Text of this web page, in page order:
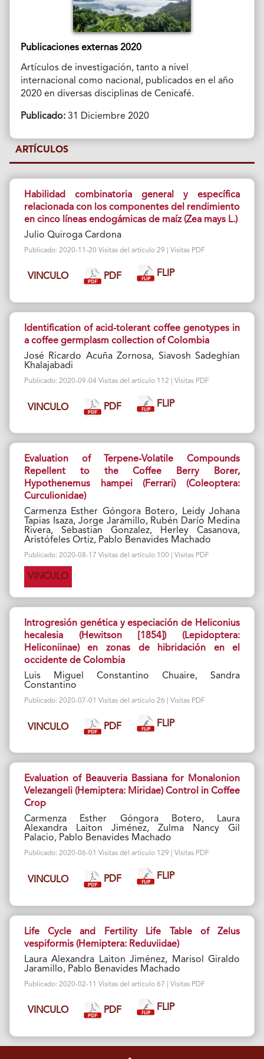
Publicaciones externas 2020
Artículos de investigación, tanto a nivel
internacional como nacional, publicados en el año
2020 en diversas disciplinas de Cenicafé.
Publicado:31 Diciembre 2020
ARTÍCULOS
Habilidad combinatoria general y específica
relacionada con los componentes del rendimiento
en cinco líneas endogámicas de maíz (Zea mays L.)
Julio Quiroga Cardona
Publicado: 2020-11-20 Visitas del artículo 29 | Visitas PDF
VINCULO PDF FLIP
Identification of acid-tolerant coffee genotypes in
a coffee germplasm collection of Colombia
José Ricardo Acuña Zornosa, Siavosh Sadeghian
Khalajabadi
Publicado: 2020-09-04 Visitas del artículo 112 | Visitas PDF
VINCULO PDF FLIP
Evaluation of Terpene-Volatile Compounds
Repellent to the Coffee Berry Borer,
Hypothenemus hampei (Ferrari) (Coleoptera:
Curculionidae)
Carmenza Esther Góngora Botero, Leidy Johana
Tapias Isaza, Jorge Jaramillo, Rubén Darío Medina
Rivera, Sebastian Gonzalez, Herley Casanova,
Aristófeles Ortiz, Pablo Benavides Machado
Publicado: 2020-08-17 Visitas del artículo 100 | Visitas PDF
VINCULO
Introgresión genética y especiación de Heliconius
hecalesia (Hewitson [1854]) (Lepidoptera:
Heliconiinae) en zonas de hibridación en el
occidente de Colombia
Luis Miguel Constantino Chuaire, Sandra
Constantino
Publicado: 2020-07-01 Visitas del artículo 26 | Visitas PDF
VINCULO PDF FLIP
Evaluation of Beauveria Bassiana for Monalonion
Velezangeli (Hemiptera: Miridae) Control in Coffee
Crop
Carmenza Esther Góngora Botero, Laura
Alexandra Laiton Jiménez, Zulma Nancy Gil
Palacio, Pablo Benavides Machado
Publicado: 2020-06-01 Visitas del artículo 129 | Visitas PDF
VINCULO PDF FLIP
Life Cycle and Fertility Life Table of Zelus
vespiformis (Hemiptera: Reduviidae)
Laura Alexandra Laiton Jiménez, Marisol Giraldo
Jaramillo, Pablo Benavides Machado
Publicado: 2020-02-11 Visitas del artículo 67 | Visitas PDF
VINCULO PDF FLIP